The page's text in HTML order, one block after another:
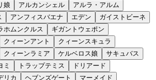
娘 アルカンシェル
アルラ・アルム
アンフィスバエナ エデン
ガイストビーネ
ホムンクルス
ギガントウェポン
クィーンアント
クィーンスキュラ
クィーンラミア ケルベロス娘
サキュバス
ミ トラップテミス
ドリアード
リカ ヘブンズゲート マーメイド